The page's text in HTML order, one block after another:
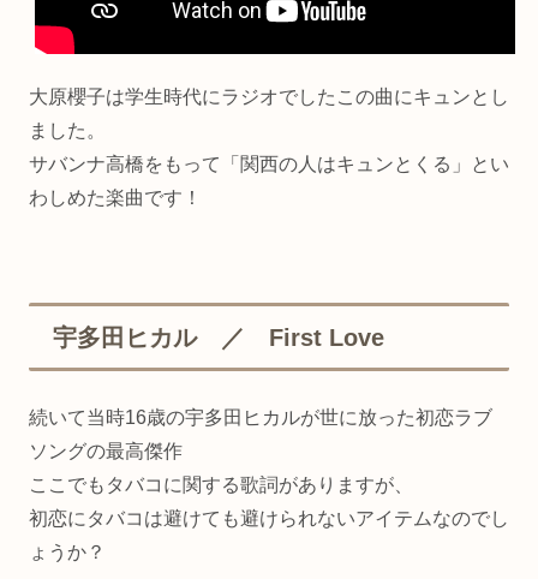
大原櫻子は学生時代にラジオでしたこの曲にキュンとし
ました。
サバンナ高橋をもって「関西の人はキュンとくる」とい
わしめた楽曲です！
宇多田ヒカル ／ First Love
続いて当時16歳の宇多田ヒカルが世に放った初恋ラブ
ソングの最高傑作
ここでもタバコに関する歌詞がありますが、
初恋にタバコは避けても避けられないアイテムなのでし
ょうか？